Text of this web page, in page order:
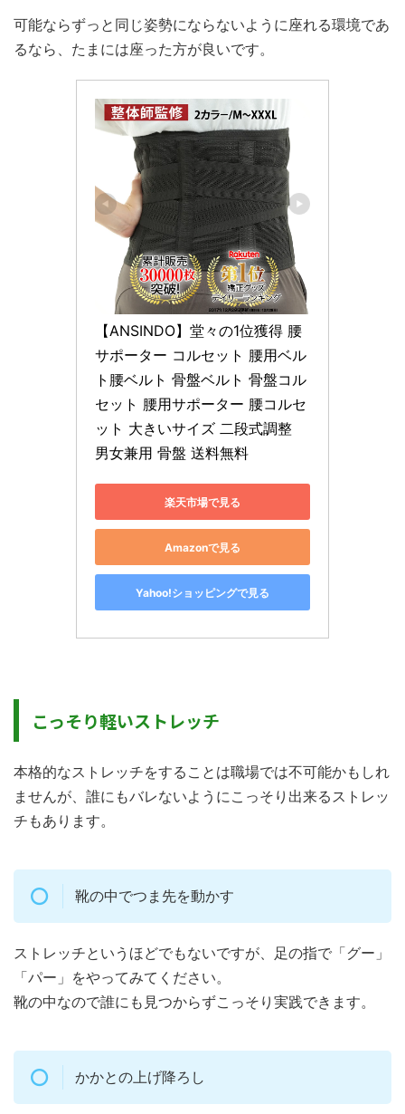
可能ならずっと同じ姿勢にならないように座れる環境であ
るなら、たまには座った方が良いです。
【ANSINDO】堂々の1位獲得 腰
サポーター コルセット 腰用ベル
ト腰ベルト 骨盤ベルト 骨盤コル
セット 腰用サポーター 腰コルセ
ット 大きいサイズ 二段式調整
男女兼用 骨盤 送料無料
楽天市場で見る
Amazonで見る
Yahoo!ショッピングで見る
こっそり軽いストレッチ
本格的なストレッチをすることは職場では不可能かもしれ
ませんが、誰にもバレないようにこっそり出来るストレッ
チもあります。
靴の中でつま先を動かす
ストレッチというほどでもないですが、足の指で「グー」
「パー」をやってみてください。
靴の中なので誰にも見つからずこっそり実践できます。
かかとの上げ降ろし